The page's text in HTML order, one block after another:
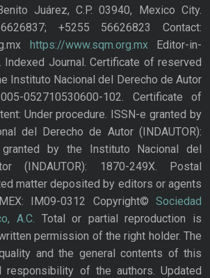
Juárez, C.P. 03940, Mexico City.
+5255 56626823 Contact:
https://www.sqm.org.mxEditor-in-
Indexed Journal. Certificate of reserved
Instituto Nacional del Derecho de Autor
052710530600-102. Certificate of
Under procedure. ISSN-e granted by
del Derecho de Autor (INDAUTOR):
granted by the Instituto Nacional del
(INDAUTOR): 1870-249X. Postal
matter deposited by editors or agents
IM09-0312 Copyright© Sociedad
A.C. Total or partial reproduction is
permission of the right holder. The
and the general contents of this
responsibility of the authors. Updated